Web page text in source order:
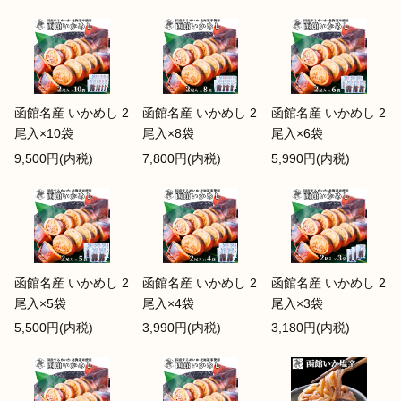
函館名産 いかめし 2
尾入×10袋
9,500円(内税)
函館名産 いかめし 2
尾入×8袋
7,800円(内税)
函館名産 いかめし 2
尾入×6袋
5,990円(内税)
函館名産 いかめし 2
尾入×5袋
5,500円(内税)
函館名産 いかめし 2
尾入×4袋
3,990円(内税)
函館名産 いかめし 2
尾入×3袋
3,180円(内税)